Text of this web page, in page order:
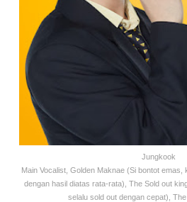
Jungkook
Main Vocalist, Golden Maknae (Si bontot
dengan hasil diatas rata-rata), The Sold out
selalu sold out dengan cepat),